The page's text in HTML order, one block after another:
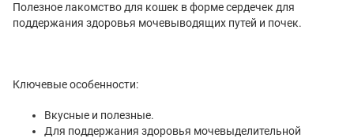
Полезное лакомство для кошек в форме сердечек для
поддержания здоровья мочевыводящих путей и почек.
Ключевые особенности:
Вкусные и полезные.
Для поддержания здоровья мочевыделительной